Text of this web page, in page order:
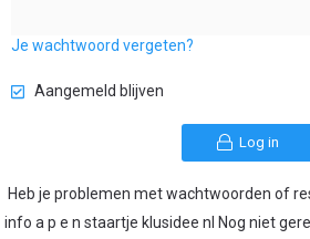
Je wachtwoord vergeten?
Aangemeld blijven
Log in
Heb je problemen met wachtwoorden of
info a p e n staartje klusidee nl Nog niet